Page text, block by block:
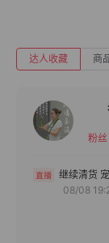
达人收藏 商
粉
继续清货
08/08